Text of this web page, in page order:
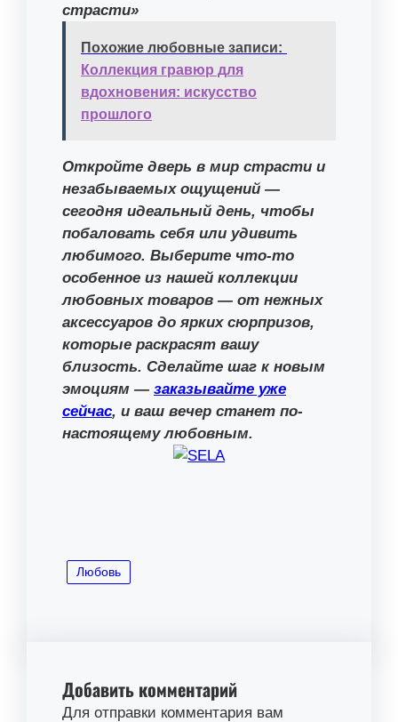
страсти»
Похожие любовные записи:
Коллекция гравюр для
вдохновения: искусство
прошлого
Откройте дверь в мир страсти и
незабываемых ощущений —
сегодня идеальный день, чтобы
побаловать себя или удивить
любимого. Выберите что-то
особенное из нашей коллекции
любовных товаров — от нежных
аксессуаров до ярких сюрпризов,
которые раскрасят вашу
близость. Сделайте шаг к новым
эмоциям — заказывайте уже
сейчас, и ваш вечер станет по-
настоящему любовным.
Любовь
Добавить комментарий
Для отправки комментария вам